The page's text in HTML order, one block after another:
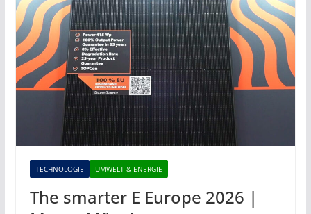
TECHNOLOGIE UMWELT & ENERGIE
The smarter E Europe 2026 |